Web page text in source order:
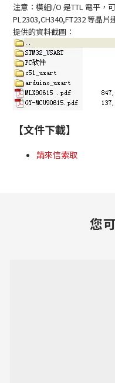
注意： 模組I/O 是TTL 電平，
PL2303,CH340,FT232等晶片
提供的資料截圖：
【文件下載】
請來信索取
您